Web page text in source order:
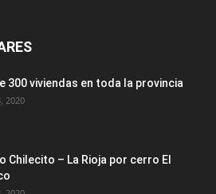
300 viviendas en toda la provincia
2020
Chilecito – La Rioja por cerro El